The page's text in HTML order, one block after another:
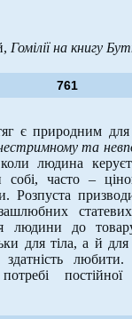
Гомілії на книгу
761
є природним для
та
людина
часто –
Розпуста
людини до
для тіла, а й
любити.